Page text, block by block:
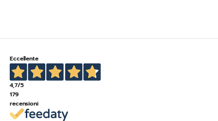
Eccellente
4,7/5
179
recensioni